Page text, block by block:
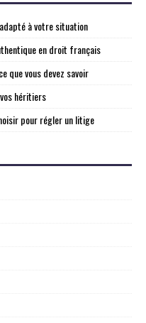
à votre situation
en droit français
que vous devez savoir
héritiers
pour régler un litige